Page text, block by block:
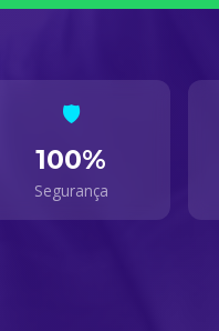
🛡️
100%
Segurança